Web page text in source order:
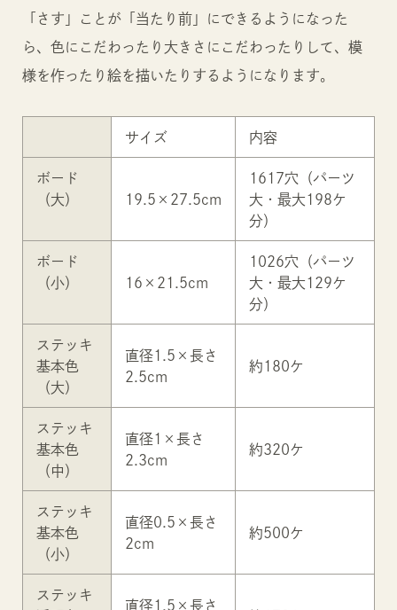
「さす」ことが「当たり前」にできるようになった
ら、色にこだわったり大きさにこだわったりして、模
様を作ったり絵を描いたりするようになります。
サイズ 内容
ボード
（大）
19.5×27.5cm
1617穴（パーツ
大・最大198ケ
分）
ボード
（小）
16×21.5cm
1026穴（パーツ
大・最大129ケ
分）
ステッキ
基本色
（大）
直径1.5×長さ
2.5cm
約180ケ
ステッキ
基本色
（中）
直径1×長さ
2.3cm
約320ケ
ステッキ
基本色
（小）
直径0.5×長さ
2cm
約500ケ
ステッキ
直径1.5×長さ